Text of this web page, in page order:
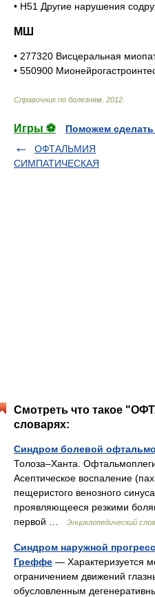
• Н51 Другие нарушения
МШ
• 277320 Висцеральная
• 550900
Справочник по болезням 2012
Игры ⚽
Поможем
ОФТАЛЬМИЯ
СИМПАТИЧЕСКАЯ
Смотреть что такое
словарях:
Синдром болевой
Толоза–Ханта.
Асептическое воспаление
пещеристого венозного
проявляющееся резкими
первой …
Энциклопедический
Синдром наружной
Греффе — Характеризуется
ограничением движений
обусловленным